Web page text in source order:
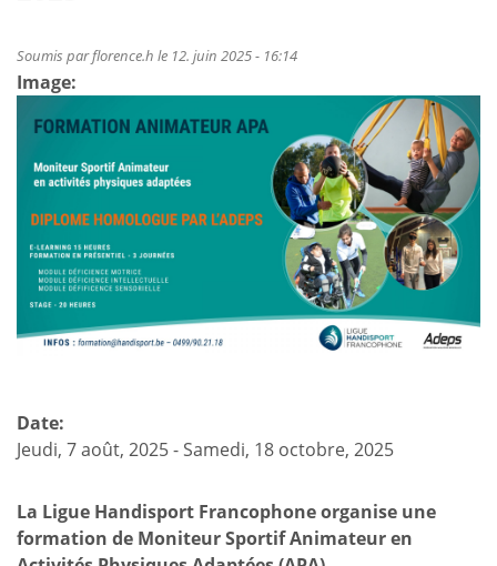
d’une
moteur
ou
visuelle
peut
en
concours
officiel
avec
?
Soumis parflorence.h le 12. juin 2025 - 16:14
Image:
Date:
Jeudi, 7 août, 2025- Samedi, 18 octobre, 2025
La Ligue Handisport Francophone organise une
formation de Moniteur Sportif Animateur en